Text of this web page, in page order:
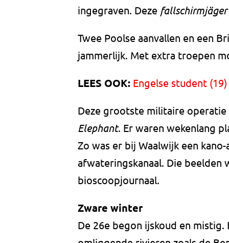
ingegraven. Deze fallschirmjäger
Twee Poolse aanvallen en een
jammerlijk. Met extra troepen
LEES OOK: Engelse student
Deze grootste militaire
Elephant. Er waren wekenlang
Zo was er bij Waalwijk een
afwateringskanaal. Die beelden
bioscoopjournaal.
Zware winter
De 26e begon ijskoud en mistig.